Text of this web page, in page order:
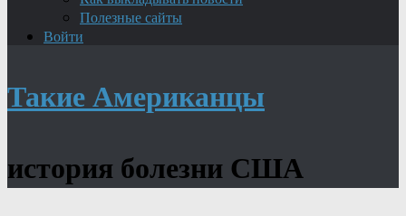
Полезные сайты
Войти
Такие Американцы
история болезни США